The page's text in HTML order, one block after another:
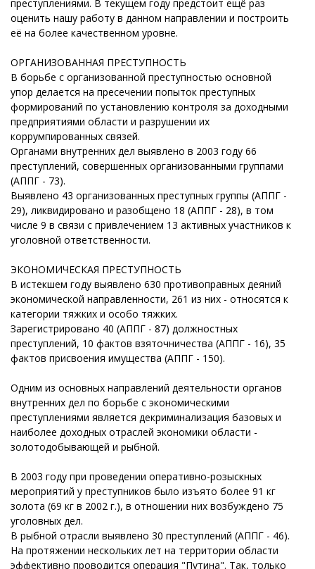
преступлениями. В текущем году предстоит ещё раз
оценить нашу работу в данном направлении и построить
её на более качественном уровне.
ОРГАНИЗОВАННАЯ ПРЕСТУПНОСТЬ
В борьбе с организованной преступностью основной
упор делается на пресечении попыток преступных
формирований по установлению контроля за доходными
предприятиями области и разрушении их
коррумпированных связей.
Органами внутренних дел выявлено в 2003 году 66
преступлений, совершенных организованными группами
(АППГ - 73).
Выявлено 43 организованных преступных группы (АППГ -
29), ликвидировано и разобщено 18 (АППГ - 28), в том
числе 9 в связи с привлечением 13 активных участников к
уголовной ответственности.
ЭКОНОМИЧЕСКАЯ ПРЕСТУПНОСТЬ
В истекшем году выявлено 630 противоправных деяний
экономической направленности, 261 из них - относятся к
категории тяжких и особо тяжких.
Зарегистрировано 40 (АППГ - 87) должностных
преступлений, 10 фактов взяточничества (АППГ - 16), 35
фактов присвоения имущества (АППГ - 150).
Одним из основных направлений деятельности органов
внутренних дел по борьбе с экономическими
преступлениями является декриминализация базовых и
наиболее доходных отраслей экономики области -
золотодобывающей и рыбной.
В 2003 году при проведении оперативно-розыскных
мероприятий у преступников было изъято более 91 кг
золота (69 кг в 2002 г.), в отношении них возбуждено 75
уголовных дел.
В рыбной отрасли выявлено 30 преступлений (АППГ - 46).
На протяжении нескольких лет на территории области
эффективно проводится операция "Путина". Так, только